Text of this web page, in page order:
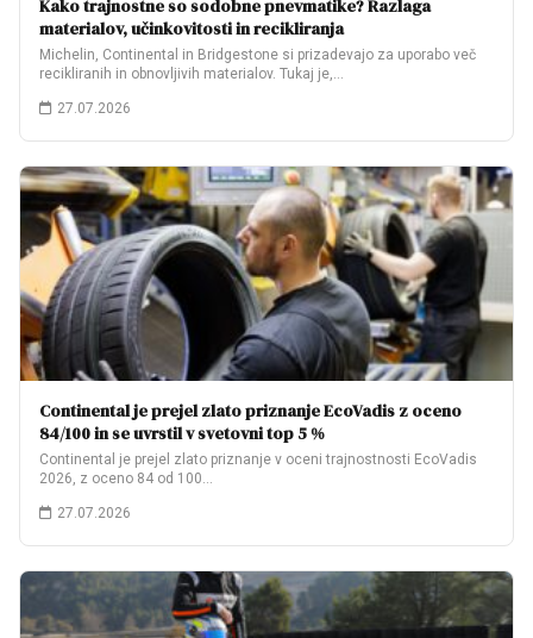
Kako trajnostne so sodobne pnevmatike? Razlaga
materialov, učinkovitosti in recikliranja
Michelin, Continental in Bridgestone si prizadevajo za uporabo več
recikliranih in obnovljivih materialov. Tukaj je,…
27.07.2026
Continental je prejel zlato priznanje EcoVadis z oceno
84/100 in se uvrstil v svetovni top 5 %
Continental je prejel zlato priznanje v oceni trajnostnosti EcoVadis
2026, z oceno 84 od 100…
27.07.2026